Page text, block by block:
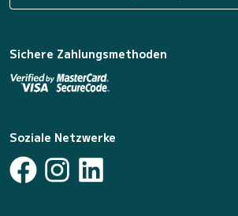
Sichere Zahlungsmethoden
Soziale Netzwerke